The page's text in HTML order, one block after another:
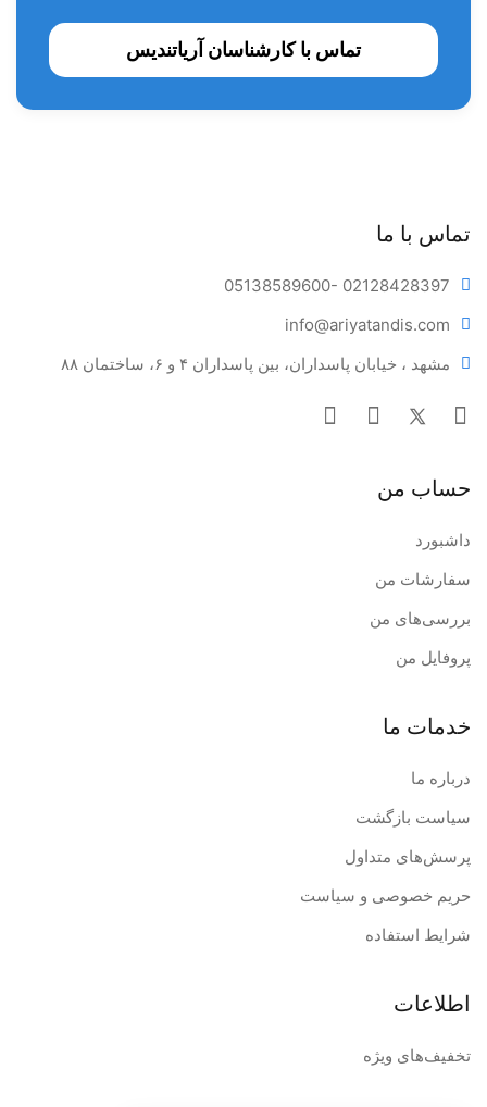
تماس با کارشناسان آریاتندیس
تماس با ما
05138589600- 02128428397
info@ariyatandis.com
مشهد ، خیابان پاسداران، بین پاسداران ۴ و ۶، ساختمان ۸۸
حساب من
داشبورد
سفارشات من
بررسی‌های من
پروفایل من
خدمات ما
درباره ما
سیاست بازگشت
پرسش‌های متداول
حریم خصوصی و سیاست
شرایط استفاده
اطلاعات
تخفیف‌های ویژه